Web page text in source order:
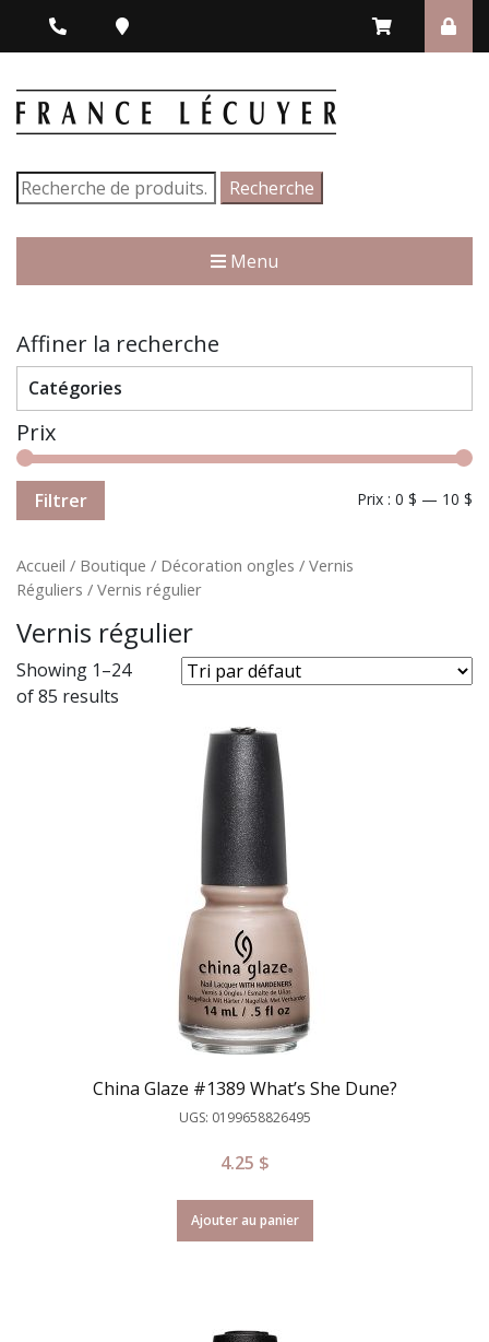
Recherche
pour :
Recherche
Menu
Affiner la recherche
Catégories
Prix
Filtrer Prix : 0 $ — 10 $
Accueil / Boutique / Décoration ongles / Vernis
Réguliers / Vernis régulier
Vernis régulier
Showing 1–24
of 85 results
China Glaze #1389 What’s She Dune?
UGS: 0199658826495
4.25 $
Ajouter au panier